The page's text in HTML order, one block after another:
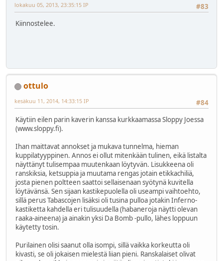
#83
lokakuu 05, 2013, 23:35:15 IP
Kiinnostelee.
ottulo
#84
kesäkuu 11, 2014, 14:33:15 IP
Käytiin eilen parin kaverin kanssa kurkkaamassa Sloppy Joessa
(www.sloppy.fi).
Ihan maittavat annokset ja mukava tunnelma, hieman
kuppilatyyppinen. Annos ei ollut mitenkään tulinen, eikä listalta
näyttänyt tulisempaa muutenkaan löytyvän. Lisukkeena oli
ranskiksia, ketsuppia ja muutama rengas jotain etikkachiliä,
josta pienen poltteen saattoi sellaisenaan syötynä kuvitella
löytävänsä. Sen sijaan kastikepuolella oli useampi vaihtoehto,
sillä perus Tabascojen lisäksi oli tusina pulloa jotakin Inferno-
kastiketta kahdella eri tulisuudella (habaneroja näytti olevan
raaka-aineena) ja ainakin yksi Da Bomb -pullo, lähes loppuun
käytetty tosin.
Purilainen olisi saanut olla isompi, sillä vaikka korkeutta oli
kivasti, se oli jokaisen mielestä liian pieni. Ranskalaiset olivat